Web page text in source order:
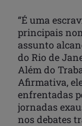
“É uma
principais
assunto
do Rio de
Além do
Afirmativa,
enfrentadas
jornadas
nos debates